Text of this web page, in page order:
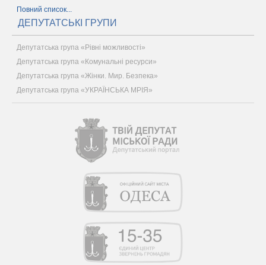
Повний список...
ДЕПУТАТСЬКІ ГРУПИ
Депутатська група «Рівні можливості»
Депутатська група «Комунальні ресурси»
Депутатська група «Жінки. Мир. Безпека»
Депутатська група «УКРАЇНСЬКА МРІЯ»